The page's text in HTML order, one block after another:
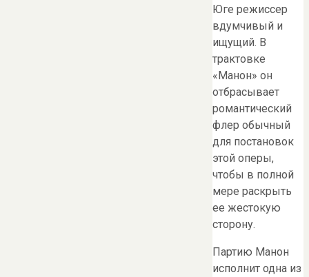
Юге режиссер
вдумчивый и
ищущий. В
трактовке
«Манон» он
отбрасывает
романтический
флер обычный
для постановок
этой оперы,
чтобы в полной
мере раскрыть
ее жестокую
сторону.
Партию Манон
исполнит одна из